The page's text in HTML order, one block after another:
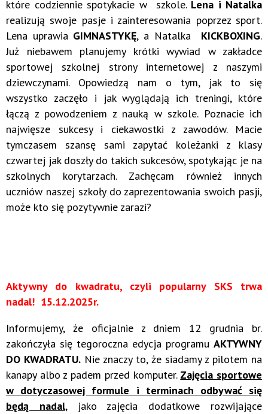
które codziennie spotykacie w szkole. Lena i Natalka
realizują swoje pasje i zainteresowania poprzez sport.
Lena uprawia GIMNASTYKĘ, a Natalka KICKBOXING.
Już niebawem planujemy krótki wywiad w zakładce
sportowej szkolnej strony internetowej z naszymi
dziewczynami. Opowiedzą nam o tym, jak to się
wszystko zaczęło i jak wyglądają ich treningi, które
łączą z powodzeniem z nauką w szkole. Poznacie ich
najwięsze sukcesy i ciekawostki z zawodów. Macie
tymczasem szansę sami zapytać koleżanki z klasy
czwartej jak doszły do takich sukcesów, spotykając je na
szkolnych korytarzach. Zachęcam również innych
uczniów naszej szkoły do zaprezentowania swoich pasji,
może kto się pozytywnie zarazi?
Aktywny do kwadratu, czyli popularny SKS trwa
nadal! 15.12.2025r.
Informujemy, że oficjalnie z dniem 12 grudnia br.
zakończyła się tegoroczna edycja programu AKTYWNY
DO KWADRATU. Nie znaczy to, że siadamy z pilotem na
kanapy albo z padem przed komputer. Zajęcia sportowe
w dotyczasowej formule i terminach odbywać się
będą nadal, jako zajęcia dodatkowe rozwijające